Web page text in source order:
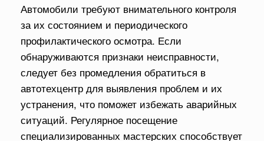
Автомобили требуют внимательного контроля
за их состоянием и периодического
профилактического осмотра. Если
обнаруживаются признаки неисправности,
следует без промедления обратиться в
автотехцентр для выявления проблем и их
устранения, что поможет избежать аварийных
ситуаций. Регулярное посещение
специализированных мастерских способствует